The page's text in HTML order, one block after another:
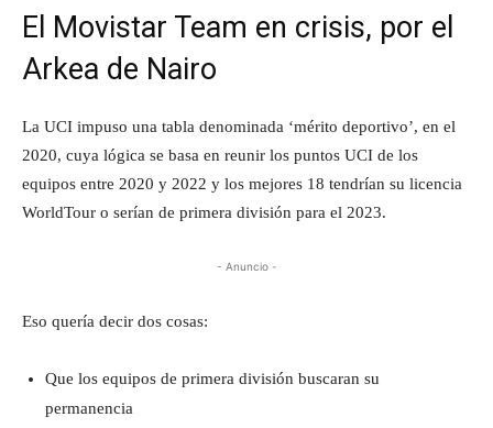
El Movistar Team en crisis, por el
Arkea de Nairo
La UCI impuso una tabla denominada ‘mérito deportivo’, en el
2020, cuya lógica se basa en reunir los puntos UCI de los
equipos entre 2020 y 2022 y los mejores 18 tendrían su licencia
WorldTour o serían de primera división para el 2023.
- Anuncio -
Eso quería decir dos cosas:
Que los equipos de primera división buscaran su
permanencia